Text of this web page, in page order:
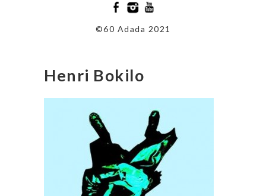
©60 Adada 2021
Henri Bokilo